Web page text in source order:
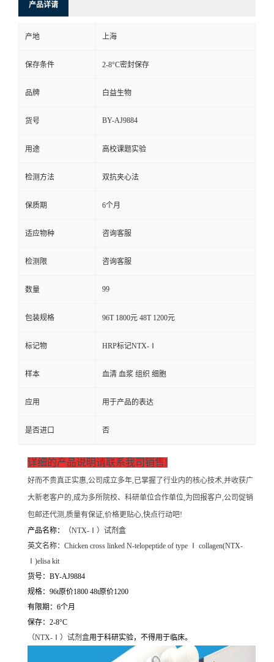
产品详请
产地 上海
保存条件 2-8°C密封保存
品牌 白益生物
货号 BY-AJ9884
用途 高校课题实验
检测方法 双抗夹心法
保质期 6个月
适应物种 咨询客服
检测限 咨询客服
数量 99
包装规格 96T 1800元 48T 1200元
标记物 HRP标记NTX-Ⅰ
样本 血清 血浆 组织 细胞
应用 用于产品的表达
是否进口 否
详细的产品说明请联系我司销售!
好而不贵真正实惠,公司成立多年,已掌握了行业内的核心技术,并收获广
大新老客户的,成为多所院校、科研单位合作单位,为回报客户,公司促销
包邮还代测,质量有保证,价格更贴心,快点行动吧!
产品名称：
（NTX-Ⅰ）试剂盒
英文名称： Chicken cross linked N-telopeptide of type Ⅰ collagen(NTX-
Ⅰ)elisa kit
货号：BY-AJ9884
规格：96t原价1800 48t原价1200
有限期：6个月
保存：2-8°C
（NTX-Ⅰ）试剂盒用于科研实验，不得用于临床。